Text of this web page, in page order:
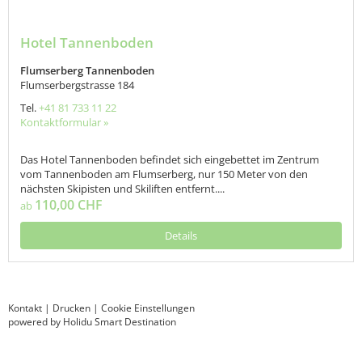
Hotel Tannenboden
Flumserberg Tannenboden
Flumserbergstrasse 184
Tel.+41 81 733 11 22
Kontaktformular »
Das Hotel Tannenboden befindet sich eingebettet im Zentrum
vom Tannenboden am Flumserberg, nur 150 Meter von den
nächsten Skipisten und Skiliften entfernt....
ab 110,00 CHF
Details
Kontakt | Drucken | Cookie Einstellungen
powered by Holidu Smart Destination